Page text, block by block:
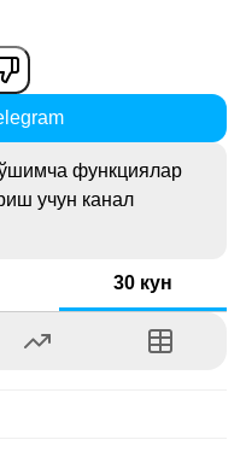
функциялар
учун канал
30 кун